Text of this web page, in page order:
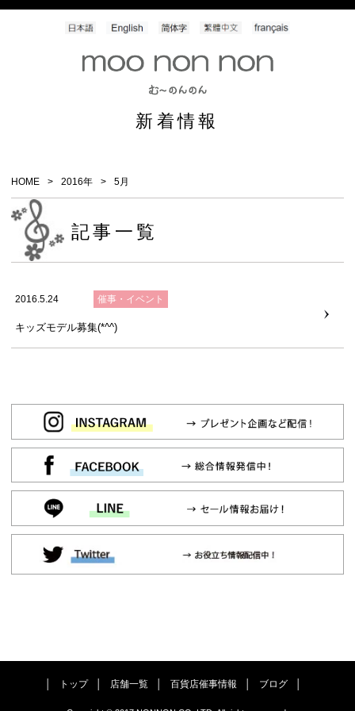
Blog
新着情報
HOME 2016年 5月
記事一覧
2016.5.24 催事・イベント
キッズモデル募集(*^^)
トップ 店舗一覧 百貨店催事情報 ブログ